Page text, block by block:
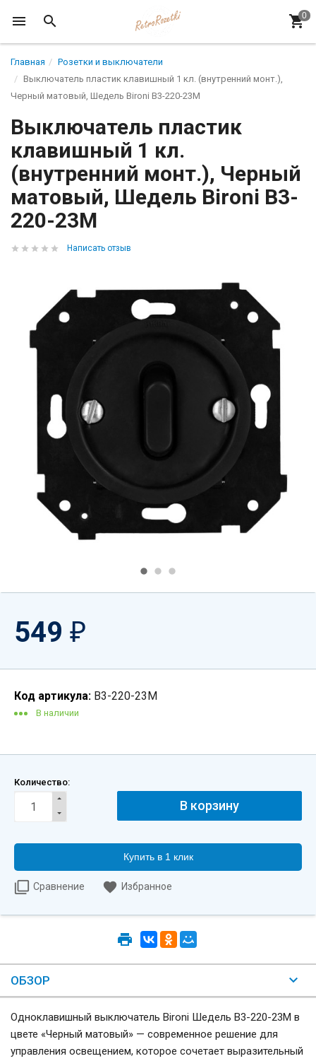
Главная
Розетки и выключатели
Выключатель пластик клавишный 1 кл. (внутренний монт.),
Черный матовый, Шедель Bironi B3-220-23M
Выключатель пластик
клавишный 1 кл.
(внутренний монт.), Черный
матовый, Шедель Bironi B3-
220-23M
Написать отзыв
549 ₽
Код артикула: B3-220-23M
В наличии
Количество:
Купить в 1 клик
Сравнение Избранное
ОБЗОР
Одноклавишный выключатель Bironi Шедель B3-220-23M в
цвете «Черный матовый» — современное решение для
управления освещением, которое сочетает выразительный